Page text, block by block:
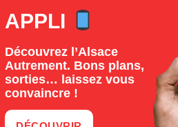
APPLI
Découvrez l’Alsace
Autrement. Bons plans,
sorties… laissez vous
convaincre !